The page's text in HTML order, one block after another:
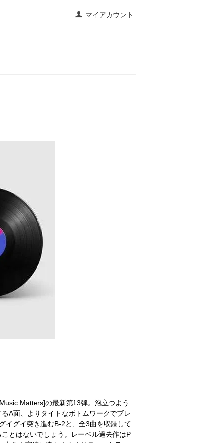
マイアカウント
Matters]の最新第13弾。泡立つよう
A面、よりタイトなボトムワークでブレ
イグイ突き進むB-2と、全3曲を収録して
とはないでしょう。レーベル過去作はP